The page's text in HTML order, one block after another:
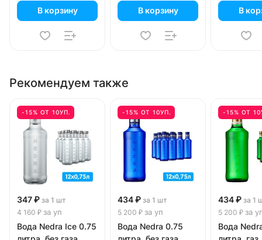
В корзину В корзину В
Рекомендуем также
-15% ОТ 10УП.
347 ₽ за 1 шт
4 160 ₽ за уп
Вода Nedra Ice 0.75
-15% ОТ 10УП.
434 ₽ за 1 шт
5 200 ₽ за уп
Вода Nedra 0.75
-15% ОТ
434 ₽ за 1
5 200 ₽ за
Вода